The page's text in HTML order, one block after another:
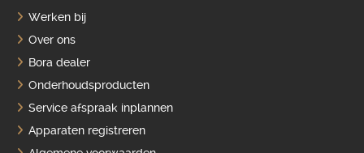
Werken bij
Over ons
Bora dealer
Onderhoudsproducten
Service afspraak inplannen
Apparaten registreren
SERVICE AFSPRAAK INPLANNEN